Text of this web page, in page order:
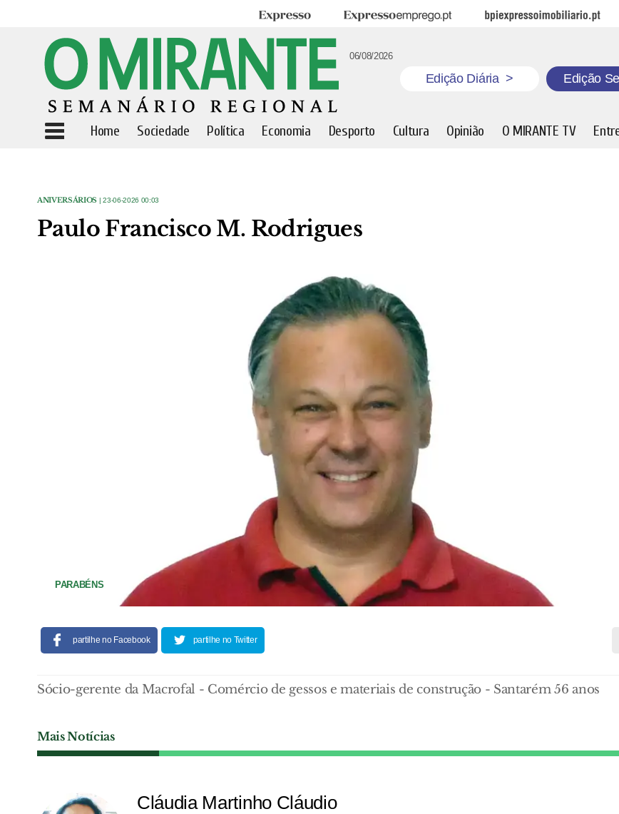
Expresso Expresso Emprego BPI Expresso Imobiliário
06/08/2026
Edição Diária > Edição
Home Sociedade Política Economia Desporto Cultura Opinião O MIRANTE TV
ANIVERSÁRIOS | 23-06-2026 00:03
Paulo Francisco M. Rodrigues
PARABÉNS
partilhe no Facebook partilhe no Twitter
Sócio-gerente da Macrofal - Comércio de gessos e materiais de construção - Santarém 56 anos
Mais Notícias
Cláudia Martinho Cláudio